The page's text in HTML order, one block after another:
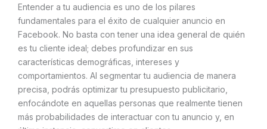
Entender a tu audiencia es uno de los pilares
fundamentales para el éxito de cualquier anuncio en
Facebook. No basta con tener una idea general de quién
es tu cliente ideal; debes profundizar en sus
características demográficas, intereses y
comportamientos. Al segmentar tu audiencia de manera
precisa, podrás optimizar tu presupuesto publicitario,
enfocándote en aquellas personas que realmente tienen
más probabilidades de interactuar con tu anuncio y, en